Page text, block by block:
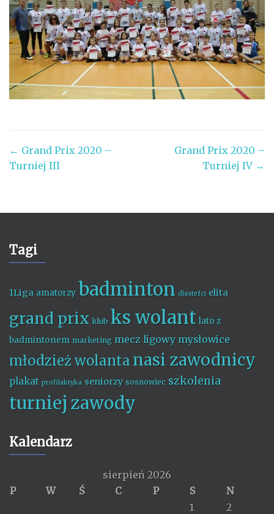
Post
navigation
← Grand Prix 2020 –
Turniej III
Grand Prix 2020 –
Turniej IV →
Tagi
1Liga amatorzy badminton dlastefci elita
grand prix klub ks wolant lato z
badmintonem marketing mecz ligowy mysłowice
młodzież wolanta nasi zawodnicy
plakat profilaktyka seniorzy sosnowiec szkolenia
turniej zawody
Kalendarz
sierpień 2026
P
W Ś C P S
N
1
2